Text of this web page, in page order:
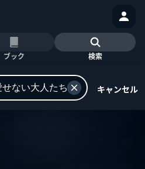
ブック 検索
キャンセル